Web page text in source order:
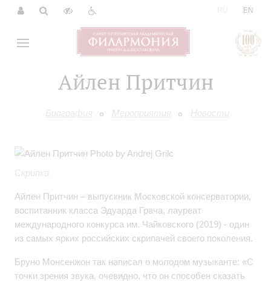
EN
Айлен Притчин
Биография Мероприятия Новости
Скрипка
Айлен Притчин – выпускник Московской консерватории,
воспитанник класса Эдуарда Грача, лауреат
международного конкурса им. Чайковского (2019) - один
из самых ярких российских скрипачей своего поколения.
Бруно Монсенжон так написал о молодом музыканте: «С
точки зрения звука, очевидно, что он способен сказать